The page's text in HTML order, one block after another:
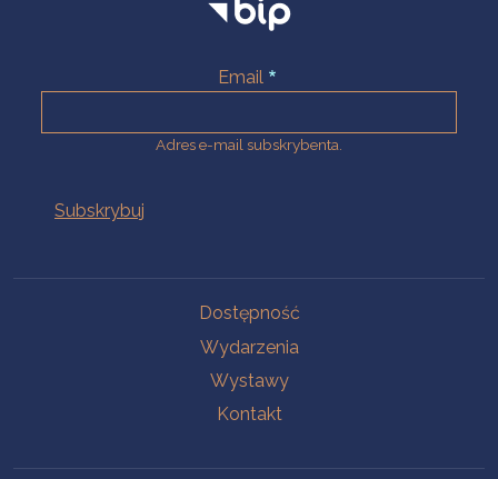
Email
Adres e-mail subskrybenta.
Dostępność
Wydarzenia
Wystawy
Kontakt